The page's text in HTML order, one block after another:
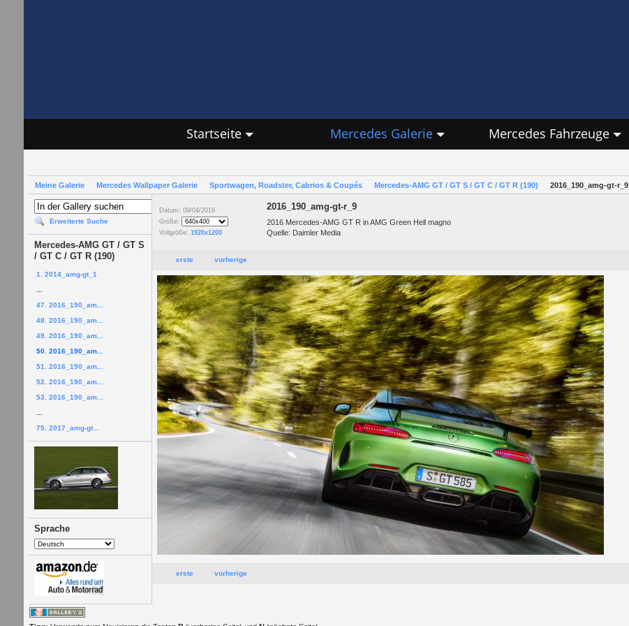
Startseite Mercedes Galerie Mercedes Fahrzeuge
Meine Galerie Mercedes Wallpaper Galerie Sportwagen, Roadster, Cabrios & Coupés Mercedes-AMG GT / GT S / GT C / GT R (190) 2016_190_amg-gt-r_9
Erweiterte Suche
Mercedes-AMG GT / GT S
/ GT C / GT R (190)
1. 2014_amg-gt_1
47. 2016_190_am...
48. 2016_190_am...
49. 2016_190_am...
50. 2016_190_am...
51. 2016_190_am...
52. 2016_190_am...
53. 2016_190_am...
75. 2017_amg-gt...
Sprache
Datum: 09/04/2016
Größe:
Vollgröße: 1920x1200
2016_190_amg-gt-r_9
2016 Mercedes-AMG GT R in AMG Green Hell magno
Quelle: Daimler Media
erste vorherige
erste vorherige